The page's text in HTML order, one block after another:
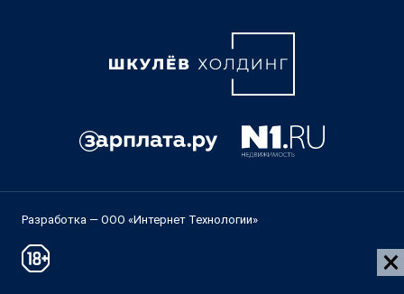
Разработка — ООО «Интернет Технологии»